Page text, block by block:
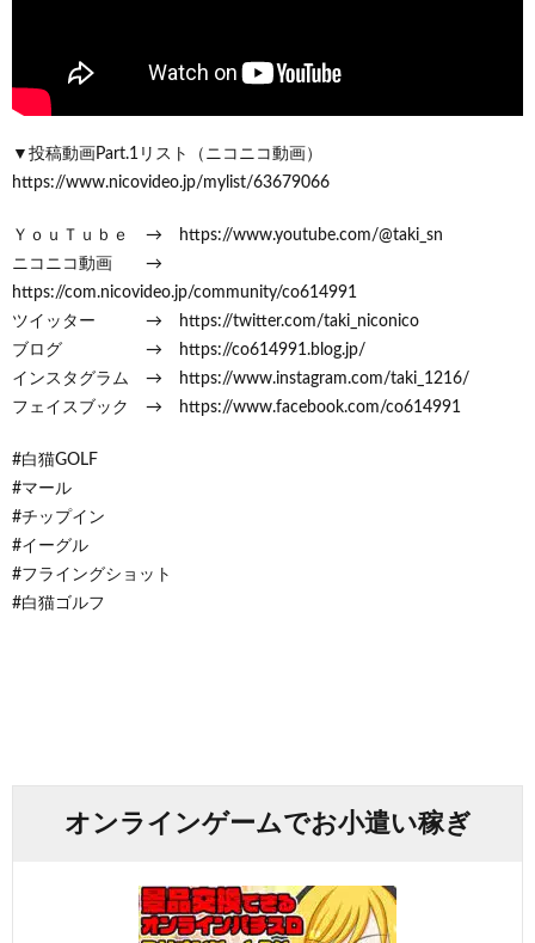
▼投稿動画Part.1リスト（ニコニコ動画）
https://www.nicovideo.jp/mylist/63679066
ＹｏｕＴｕｂｅ → https://www.youtube.com/@taki_sn
ニコニコ動画 →
https://com.nicovideo.jp/community/co614991
ツイッター → https://twitter.com/taki_niconico
ブログ → https://co614991.blog.jp/
インスタグラム → https://www.instagram.com/taki_1216/
フェイスブック → https://www.facebook.com/co614991
#白猫GOLF
#マール
#チップイン
#イーグル
#フライングショット
#白猫ゴルフ
オンラインゲームでお小遣い稼ぎ